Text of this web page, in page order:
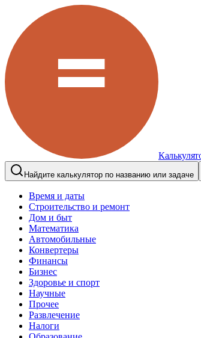
Найдите калькулятор по названию или задаче
Время и даты
Строительство и ремонт
Дом и быт
Математика
Автомобильные
Конвертеры
Финансы
Бизнес
Здоровье и спорт
Научные
Прочее
Развлечение
Налоги